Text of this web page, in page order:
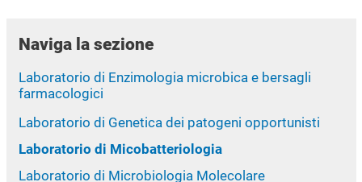
Naviga la sezione
Laboratorio di Enzimologia microbica e bersagli
farmacologici
Laboratorio di Genetica dei patogeni opportunisti
Laboratorio di Micobatteriologia
Laboratorio di Microbiologia Molecolare